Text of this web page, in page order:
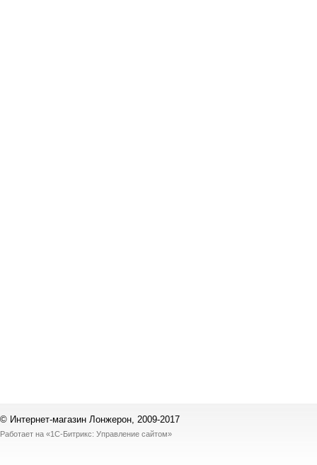
© Интернет-магазин Лонжерон, 2009-2017
Работает на «1С-Битрикс: Управление сайтом»